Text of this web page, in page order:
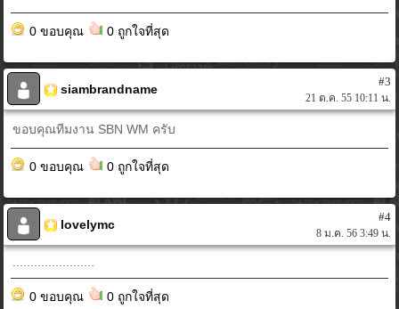
0 ขอบคุณ 0 ถูกใจที่สุด
siambrandname
#3
21 ต.ค. 55 10:11 น.
ขอบคุณทีมงาน SBN WM ครับ
0 ขอบคุณ 0 ถูกใจที่สุด
lovelymc
#4
8 ม.ค. 56 3:49 น.
0 ขอบคุณ 0 ถูกใจที่สุด